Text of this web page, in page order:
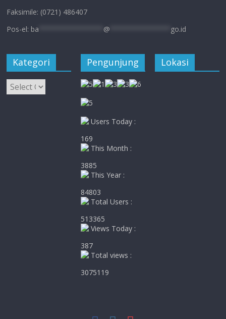
Faksimile: (0721) 486407
Pos-el: ba @ go.id
Kategori
Kategori
Pengunjung
Users Today :
169
This Month :
3885
This Year :
84803
Total Users :
513365
Views Today :
387
Total views :
3075119
Lokasi